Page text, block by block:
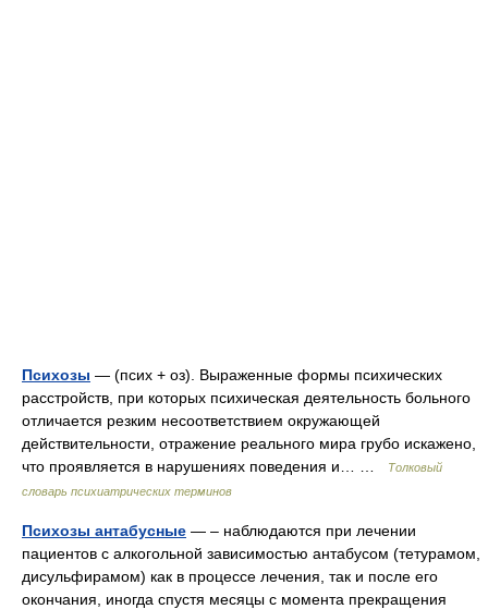
Психозы — (псих + оз). Выраженные формы психических
расстройств, при которых психическая деятельность больного
отличается резким несоответствием окружающей
действительности, отражение реального мира грубо искажено,
что проявляется в нарушениях поведения и… …
Толковый
словарь психиатрических терминов
Психозы антабусные — – наблюдаются при лечении
пациентов с алкогольной зависимостью антабусом (тетурамом,
дисульфирамом) как в процессе лечения, так и после его
окончания, иногда спустя месяцы с момента прекращения